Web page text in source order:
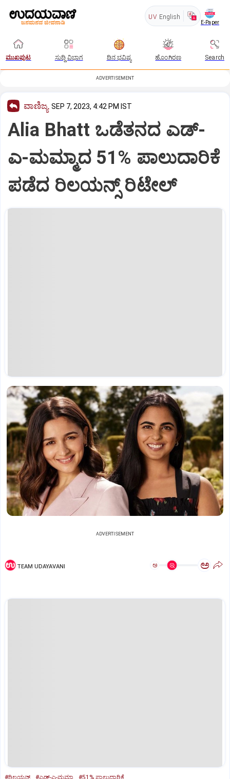
UV English
E-Paper
ಮುಖಪುಟ ಸುದ್ದಿ ವಿಭಾಗ ದಿನ ಭವಿಷ್ಯ ಹೊಂಗಿರಣ Search
ADVERTISEMENT
ವಾಣಿಜ್ಯ SEP 7, 2023, 4:42 PM IST
Alia Bhatt ಒಡೆತನದ ಎಡ್-
ಎ-ಮಮ್ಮಾದ 51% ಪಾಲುದಾರಿಕೆ
ಪಡೆದ ರಿಲಯನ್ಸ್ ರಿಟೇಲ್
ADVERTISEMENT
TEAM UDAYAVANI ಅ ಅ
#ರಿಲಯನ್ಸ್‌ #ಎಡ್-ಎ-ಮಮ್ಮಾ #51% ಪಾಲುದಾರಿಕೆ